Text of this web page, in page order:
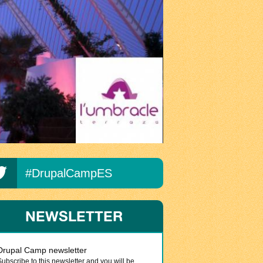
#DrupalCampES
NEWSLETTER
Camp newsletter
to this newsletter and you will be